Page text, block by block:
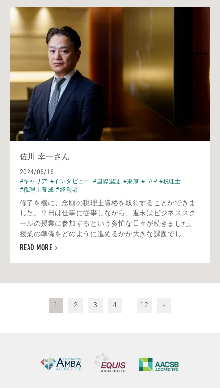
佐川 幸一さん
2024/06/16
#キャリア #インタビュー #国際認証 #東京 #TAP #税理士
#税理士養成 #経営者
修了を機に、念願の税理士資格を取得することができま
した。平日は仕事に従事しながら、週末はビジネススク
ールの授業に参加するという多忙な日々が続きました。
授業の準備をどのように進めるかが大きな課題でし...
READ MORE
1 2 3 4 … 12 »